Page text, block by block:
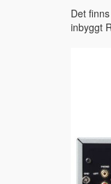
Det
inbyggt